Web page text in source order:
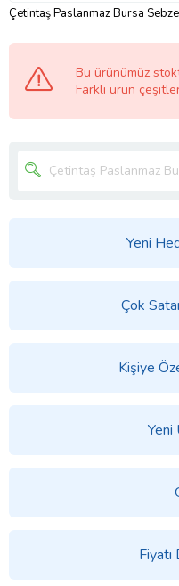
Çetintaş Paslanmaz Bursa
Bu ürünümüz
Farklı ürün
Yeni
Çok
Kişiye
Yeni